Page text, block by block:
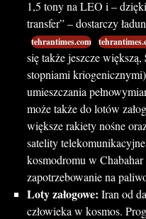
1,5 tony na LEO i –
transfer” – dostarczy
tehrantimes.com
się także jeszcze większą,
stopniami
umieszczania
może także do lotów
większe rakiety nośne
satelity
kosmodromu w
zapotrzebowanie na
Loty załogowe: Iran od
człowieka w kosmos.